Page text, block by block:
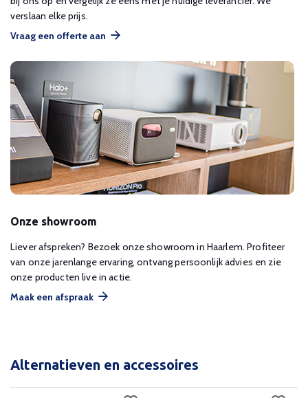
verslaan elke prijs.
Vraag een offerte aan
Onze showroom
Liever afspreken? Bezoek onze showroom in Haarlem. Profiteer
van onze jarenlange ervaring, ontvang persoonlijk advies en zie
onze producten live in actie.
Maak een afspraak
Alternatieven en accessoires